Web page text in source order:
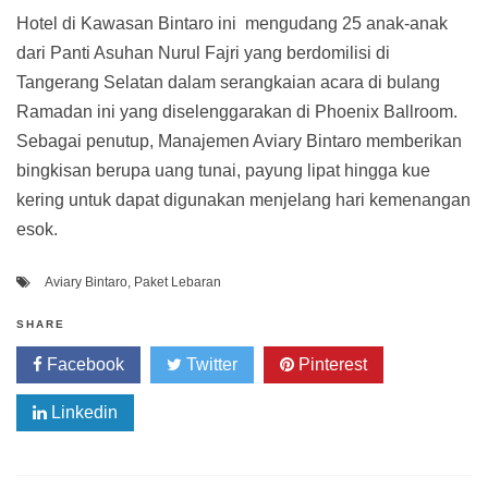
Hotel di Kawasan Bintaro ini mengudang 25 anak-anak
dari Panti Asuhan Nurul Fajri yang berdomilisi di
Tangerang Selatan dalam serangkaian acara di bulang
Ramadan ini yang diselenggarakan di Phoenix Ballroom.
Sebagai penutup, Manajemen Aviary Bintaro memberikan
bingkisan berupa uang tunai, payung lipat hingga kue
kering untuk dapat digunakan menjelang hari kemenangan
esok.
Aviary Bintaro, Paket Lebaran
SHARE
Facebook Twitter Pinterest
Linkedin